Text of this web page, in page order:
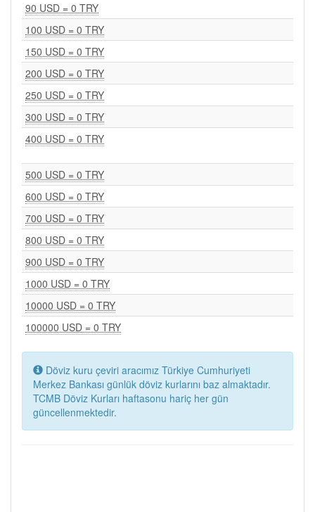
90 USD = 0 TRY
100 USD = 0 TRY
150 USD = 0 TRY
200 USD = 0 TRY
250 USD = 0 TRY
300 USD = 0 TRY
400 USD = 0 TRY
500 USD = 0 TRY
600 USD = 0 TRY
700 USD = 0 TRY
800 USD = 0 TRY
900 USD = 0 TRY
1000 USD = 0 TRY
10000 USD = 0 TRY
100000 USD = 0 TRY
Döviz kuru çeviri aracımız Türkiye Cumhuriyeti
Merkez Bankası günlük döviz kurlarını baz almaktadır.
TCMB Döviz Kurları haftasonu hariç her gün
güncellenmektedir.